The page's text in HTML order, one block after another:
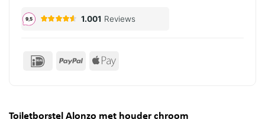
IDeal PayPal Apple
Toiletborstel Alonzo met houder chroom